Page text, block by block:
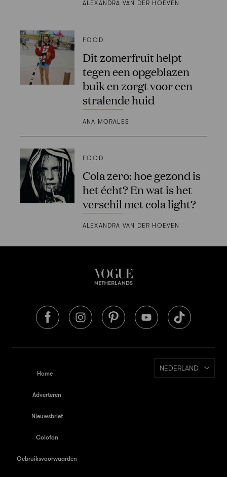
ALEXANDRA VAN DER HOEVEN
FOOD
Dit zomerfruit helpt
tegen een opgeblazen
buik en zorgt voor een
stralende huid
ANA MORALES
FOOD
Cola zero: hoe gezond is
het écht? En wat is het
verschil met cola light?
ALEXANDRA VAN DER HOEVEN
Home
Adverteren
Nieuwsbrief
Colofon
Gebruiksvoorwaarden
NEDERLAND